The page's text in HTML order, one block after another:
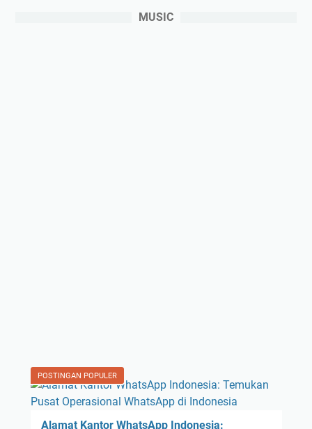
MUSIC
POSTINGAN POPULER
Alamat Kantor WhatsApp Indonesia: